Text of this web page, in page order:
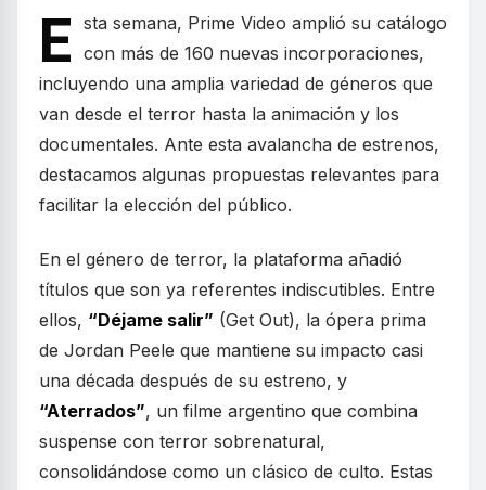
E sta semana, Prime Video amplió su catálogo
con más de 160 nuevas incorporaciones,
incluyendo una amplia variedad de géneros que
van desde el terror hasta la animación y los
documentales. Ante esta avalancha de estrenos,
destacamos algunas propuestas relevantes para
facilitar la elección del público.
En el género de terror, la plataforma añadió
títulos que son ya referentes indiscutibles. Entre
ellos, “Déjame salir” (Get Out), la ópera prima
de Jordan Peele que mantiene su impacto casi
una década después de su estreno, y
“Aterrados”, un filme argentino que combina
suspense con terror sobrenatural,
consolidándose como un clásico de culto. Estas